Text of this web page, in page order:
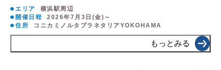
エリア
横浜駅周辺
開催日程
2026年7月3日(金)～
住所
コニカミノルタプラネタリアYOKOHAMA
もっとみる